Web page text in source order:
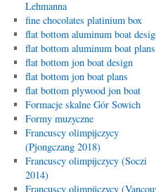
Lehmanna
fine chocolates platinium box
flat bottom aluminum boat
flat bottom aluminum boat plans
flat bottom jon boat design
flat bottom jon boat plans
flat bottom plywood jon boat
Formacje skalne Gór Sowich
Formy muzyczne
Francuscy olimpijczycy
(Pjongczang 2018)
Francuscy olimpijczycy (Soczi
2014)
Francuscy olimpijczycy